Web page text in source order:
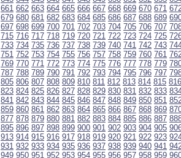
661 662 663 664 665 666 667 668 669 670 671
679 680 681 682 683 684 685 686 687 688 689
697 698 699 700 701 702 703 704 705 706 707
715 716 717 718 719 720 721 722 723 724 725
733 734 735 736 737 738 739 740 741 742 743
751 752 753 754 755 756 757 758 759 760 761
769 770 771 772 773 774 775 776 777 778 779
787 788 789 790 791 792 793 794 795 796 797
805 806 807 808 809 810 811 812 813 814 815 816
823 824 825 826 827 828 829 830 831 832 833
841 842 843 844 845 846 847 848 849 850 851
859 860 861 862 863 864 865 866 867 868 869
877 878 879 880 881 882 883 884 885 886 887
895 896 897 898 899 900 901 902 903 904 905
913 914 915 916 917 918 919 920 921 922 923
931 932 933 934 935 936 937 938 939 940 941
949 950 951 952 953 954 955 956 957 958 959